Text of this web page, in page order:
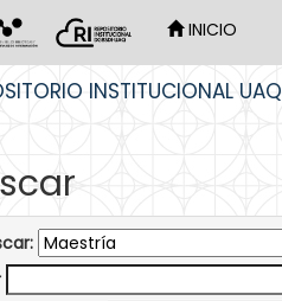
INICIO
INSTITUCIONAL UAQ